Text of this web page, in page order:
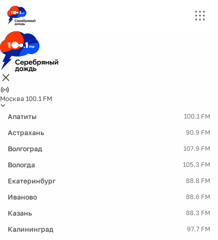
Москва 100.1 FM
Апатиты 100.1 FM
Астрахань 90.9 FM
Волгоград 107.9 FM
Вологда 105.3 FM
Екатеринбург 88.8 FM
Иваново 88.6 FM
Казань 88.3 FM
Калининград 97.7 FM